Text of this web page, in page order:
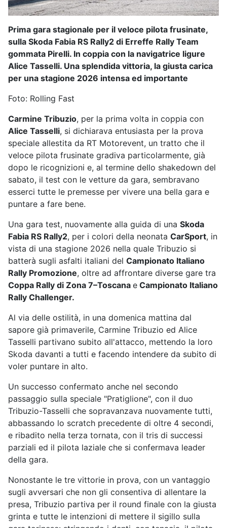
Prima gara stagionale per il veloce pilota frusinate,
sulla Skoda Fabia RS Rally2 di Erreffe Rally Team
gommata Pirelli. In coppia con la navigatrice ligure
Alice Tasselli. Una splendida vittoria, la giusta carica
per una stagione 2026 intensa ed importante
Foto: Rolling Fast
Carmine Tribuzio, per la prima volta in coppia con
Alice Tasselli, si dichiarava entusiasta per la prova
speciale allestita da RT Motorevent, un tratto che il
veloce pilota frusinate gradiva particolarmente, già
dopo le ricognizioni e, al termine dello shakedown del
sabato, il test con le vetture da gara, sembravano
esserci tutte le premesse per vivere una bella gara e
puntare a fare bene.
Una gara test, nuovamente alla guida di una Skoda
Fabia RS Rally2, per i colori della neonata CarSport, in
vista di una stagione 2026 nella quale Tribuzio si
batterà sugli asfalti italiani del Campionato Italiano
Rally Promozione, oltre ad affrontare diverse gare tra
Coppa Rally di Zona 7–Toscana e Campionato Italiano
Rally Challenger.
Al via delle ostilità, in una domenica mattina dal
sapore già primaverile, Carmine Tribuzio ed Alice
Tasselli partivano subito all'attacco, mettendo la loro
Skoda davanti a tutti e facendo intendere da subito di
voler puntare in alto.
Un successo confermato anche nel secondo
passaggio sulla speciale "Pratiglione", con il duo
Tribuzio-Tasselli che sopravanzava nuovamente tutti,
abbassando lo scratch precedente di oltre 4 secondi,
e ribadito nella terza tornata, con il tris di successi
parziali ed il pilota laziale che si confermava leader
della gara.
Nonostante le tre vittorie in prova, con un vantaggio
sugli avversari che non gli consentiva di allentare la
presa, Tribuzio partiva per il round finale con la giusta
grinta e tutte le intenzioni di mettere il sigillo sulla